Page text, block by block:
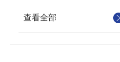
查看全部